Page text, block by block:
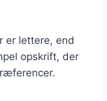
er lettere, end
opskrift, der